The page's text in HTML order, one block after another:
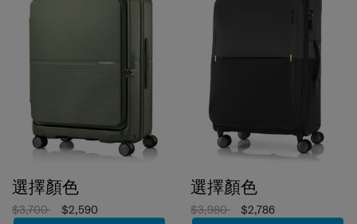
$3,700
$2,590
加到購物車
$3,980
$2,786
加到購物車